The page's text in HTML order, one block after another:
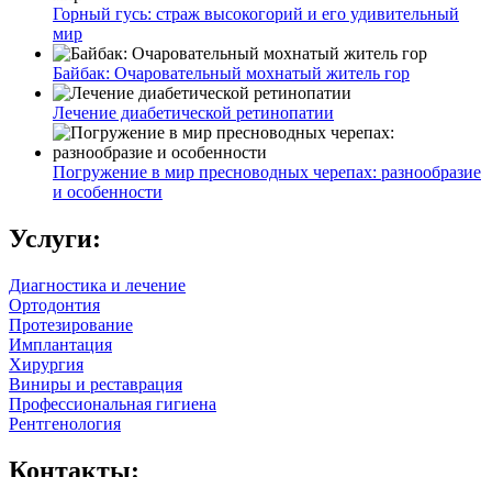
Горный гусь: страж высокогорий и его удивительный
мир
Байбак: Очаровательный мохнатый житель гор
Лечение диабетической ретинопатии
Погружение в мир пресноводных черепах: разнообразие
и особенности
Услуги:
Диагностика и лечение
Ортодонтия
Протезирование
Имплантация
Хирургия
Виниры и реставрация
Профессиональная гигиена
Рентгенология
Контакты: